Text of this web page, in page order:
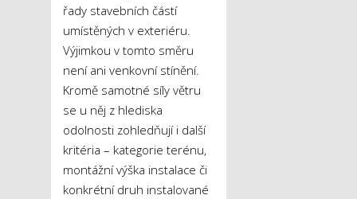
řady stavebních částí
umístěných v exteriéru.
Výjimkou v tomto směru
není ani venkovní stínění.
Kromě samotné síly větru
se u něj z hlediska
odolnosti zohledňují i další
kritéria – kategorie terénu,
montážní výška instalace či
konkrétní druh instalované